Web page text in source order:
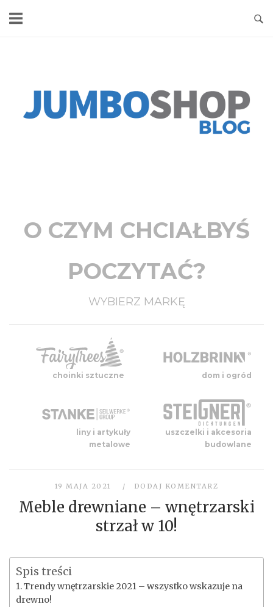
O CZYM CHCIAŁBYŚ
POCZYTAĆ?
WYBIERZ MARKĘ
choinki sztuczne dom i ogród
liny i artykuły
metalowe
uszczelki i akcesoria
budowlane
19 MAJA 2021 DODAJ KOMENTARZ
Meble drewniane – wnętrzarski
strzał w 10!
Spis treści
Trendy wnętrzarskie 2021 – wszystko wskazuje na
drewno!